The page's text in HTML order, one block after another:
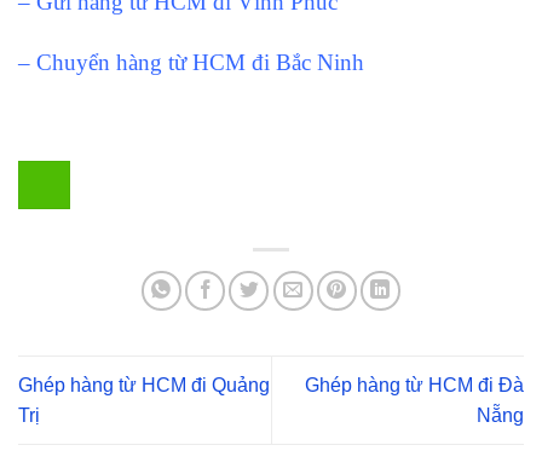
– Chuyển hàng từ HCM đi Bắc Ninh
Ghép hàng từ HCM đi Quảng
Trị
Ghép hàng từ HCM đi Đà
Nẵng